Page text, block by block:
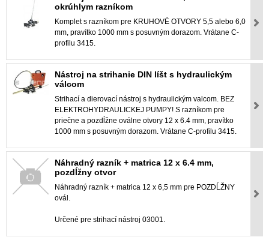
okrúhlym razníkom
Komplet s razníkom pre KRUHOVÉ OTVORY 5,5 alebo 6,0
mm, pravítko 1000 mm s posuvným dorazom. Vrátane C-
profilu 3415.
Nástroj na strihanie DIN líšt s hydraulickým
válcom
Strihací a dierovací nástroj s hydraulickým valcom. BEZ
ELEKTROHYDRAULICKEJ PUMPY! S razníkom pre
priečne a pozdĺžne oválne otvory 12 x 6.4 mm, pravítko
1000 mm s posuvným dorazom. Vrátane C-profilu 3415.
Náhradný razník + matrica 12 x 6.4 mm,
pozdĺžny otvor
Náhradný razník + matrica 12 x 6,5 mm pre POZDĹŽNY
ovál.
Určené pre strihací nástroj 03001.